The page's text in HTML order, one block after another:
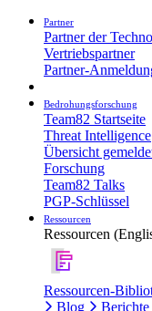
Partner
Partner der
Vertriebspartner
Partner-
Bedrohungsforschung
Team82 Startseite
Threat Intelligence
Übersicht
Forschung
Team82 Talks
PGP-Schlüssel
Ressourcen
Ressourcen
Ressourcen-
Blog
Berichte